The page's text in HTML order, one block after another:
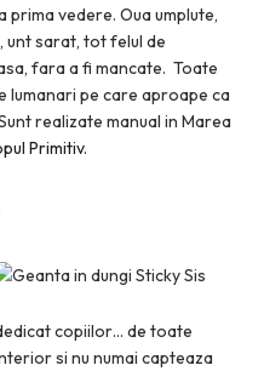
vedere. Oua umplute,
sarat, tot felul de
fara a fi mancate. Toate
lumanari pe care aproape ca
realizate manual in Marea
Primitiv.
copiilor… de toate
si nu numai capteaza